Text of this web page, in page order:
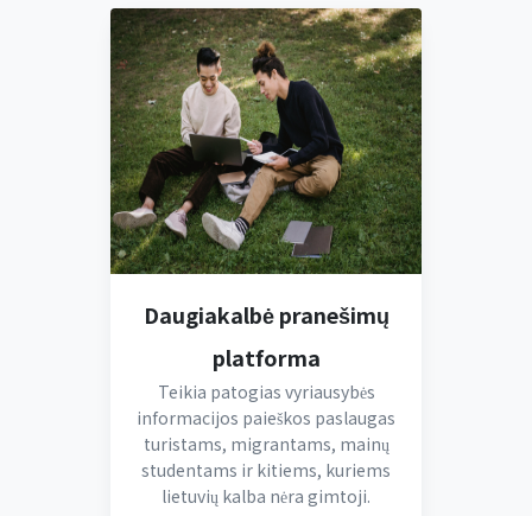
Daugiakalbė pranešimų
platforma
Teikia patogias vyriausybės
informacijos paieškos paslaugas
turistams, migrantams, mainų
studentams ir kitiems, kuriems
lietuvių kalba nėra gimtoji.